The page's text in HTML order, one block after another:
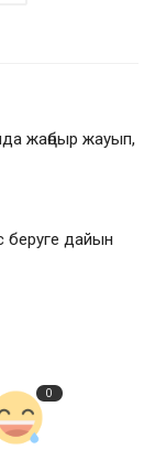
жаңбыр жауып,
беруге дайын
0